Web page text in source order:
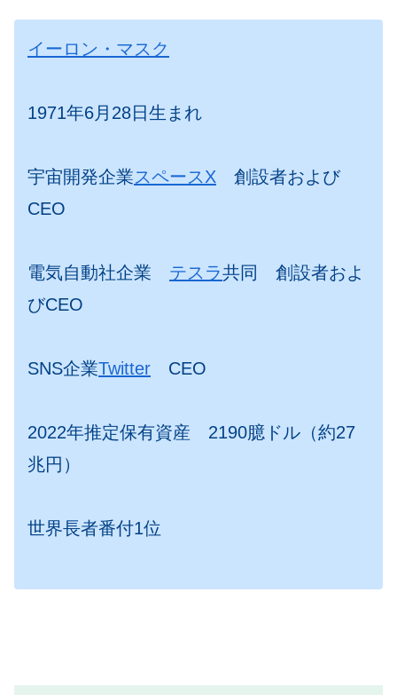
イーロン・マスク
1971年6月28日生まれ
宇宙開発企業スペースX 創設者および
CEO
電気自動社企業 テスラ共同 創設者およ
びCEO
SNS企業Twitter CEO
2022年推定保有資産 2190臆ドル（約27
兆円）
世界長者番付1位